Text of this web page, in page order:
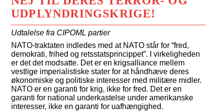
UDPLYNDRINGSKRIGE!
Udtalelse fra CIPOML partier
NATO-traktaten indledes med at NATO står for “fred,
demokrati, frihed og retsstatsprincippet”. I virkeligheden
er det det modsatte. Det er en krigsalliance mellem
vestlige imperialistiske stater for at håndhæve deres
økonomiske og politiske interesser med militære midler.
NATO er en garanti for krig, ikke for fred. Det er en
garanti for national underkastelse under amerikanske
interesser, ikke en garanti for uafhængighed.